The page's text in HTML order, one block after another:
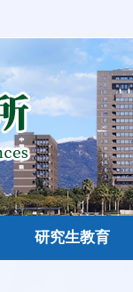
研究生教育